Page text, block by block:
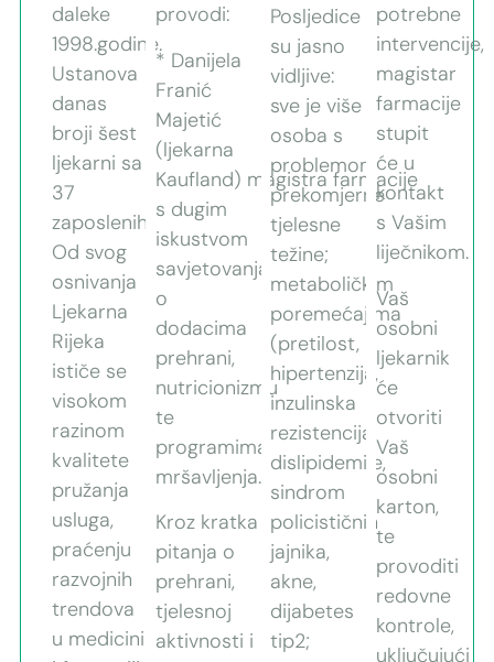
daleke
1998.godine.
Ustanova
danas
broji šest
ljekarni sa
37
zaposlenih.
Od svog
osnivanja
Ljekarna
Rijeka
ističe se
visokom
razinom
kvalitete
pružanja
usluga,
praćenju
razvojnih
trendova
u medicini
provodi:
* Danijela
Franić
Majetić
(ljekarna
Kaufland) magistra farmacije
s dugim
iskustvom
savjetovanja
o
dodacima
prehrani,
nutricionizmu
te
programima
mršavljenja.
Kroz kratka
pitanja o
prehrani,
tjelesnoj
aktivnosti i
Posljedice
su jasno
vidljive:
sve je više
osoba s
problemom
prekomjerne
tjelesne
težine;
metaboličkim
poremećajima
(pretilost,
hipertenzija,
inzulinska
rezistencija,
dislipidemije,
sindrom
policističnih
jajnika,
akne,
dijabetes
tip2;
potrebne
intervencije,
magistar
farmacije
stupit
će u
kontakt
s Vašim
liječnikom.
Vaš
osobni
ljekarnik
će
otvoriti
Vaš
osobni
karton,
te
provoditi
redovne
kontrole,
uključujući